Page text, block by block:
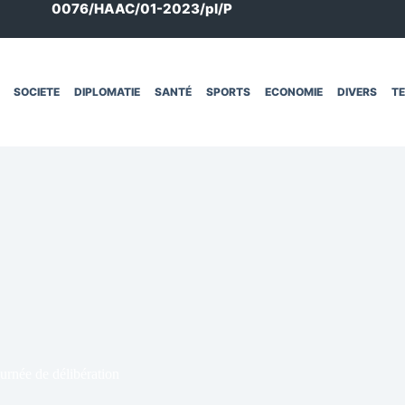
0076/HAAC/01-2023/pl/P
SOCIETE DIPLOMATIE SANTÉ SPORTS ECONOMIE DIVERS